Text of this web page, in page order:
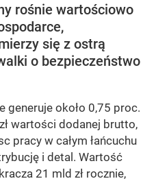
rośnie wartościowo
się z ostrą
o bezpieczeństwo
generuje około 0,75 proc.
wartości dodanej brutto,
pracy w całym łańcuchu
i detal. Wartość
21 mld zł rocznie,